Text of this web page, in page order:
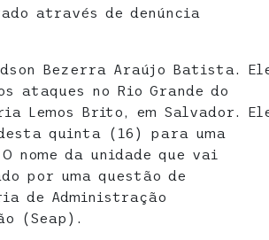
através de denúncia
Bezerra Araújo Batista.
ataques no Rio Grande do
Lemos Brito, em Salvador.
quinta (16) para uma
nome da unidade que vai
por uma questão de
de Administração
(Seap).